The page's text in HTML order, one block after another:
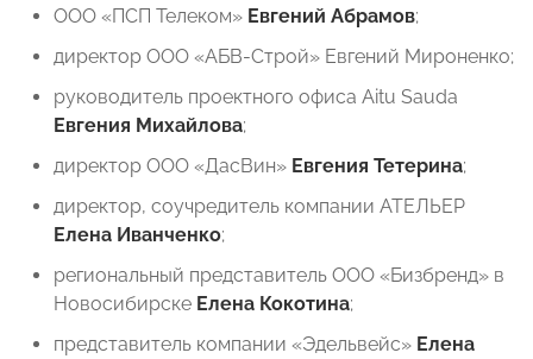
ООО «ПСП Телеком» Евгений Абрамов;
директор ООО «АБВ-Строй» Евгений Мироненко;
руководитель проектного офиса Aitu Sauda
Евгения Михайлова;
директор ООО «ДасВин» Евгения Тетерина;
директор, соучредитель компании АТЕЛЬЕР
Елена Иванченко;
региональный представитель ООО «Бизбренд» в
Новосибирске Елена Кокотина;
представитель компании «Эдельвейс» Елена